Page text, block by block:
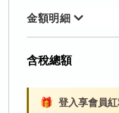
金額明細
含稅總額
🎁 登入享會員